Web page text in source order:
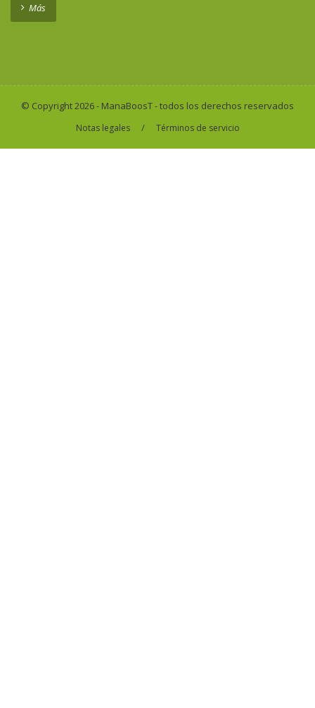
Más
© Copyright 2026 - ManaBoosT - todos los derechos reservados
Notas legales / Términos de servicio